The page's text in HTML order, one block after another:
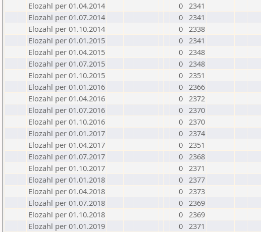
Elozahl per 01.04.2014
0 2341
Elozahl per 01.07.2014
0 2341
Elozahl per 01.10.2014
0 2338
Elozahl per 01.01.2015
0 2341
Elozahl per 01.04.2015
0 2348
Elozahl per 01.07.2015
0 2348
Elozahl per 01.10.2015
0 2351
Elozahl per 01.01.2016
0 2366
Elozahl per 01.04.2016
0 2372
Elozahl per 01.07.2016
0 2370
Elozahl per 01.10.2016
0 2370
Elozahl per 01.01.2017
0 2374
Elozahl per 01.04.2017
0 2351
Elozahl per 01.07.2017
0 2368
Elozahl per 01.10.2017
0 2371
Elozahl per 01.01.2018
0 2377
Elozahl per 01.04.2018
0 2373
Elozahl per 01.07.2018
0 2369
Elozahl per 01.10.2018
0 2369
Elozahl per 01.01.2019
0 2371